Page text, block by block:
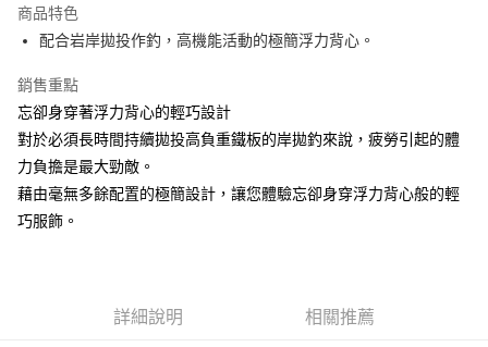
臺灣中小企業銀行
匯豐（台灣）商業銀行
華泰商業銀行
元大商業銀行
玉山商業銀行
台新國際商業銀行
中國信託商業銀行
台灣樂天信用卡公司
上海商業儲蓄銀行
國泰世華商業銀行
兆豐國際商業銀行
匯豐（台灣）商業銀行
元大商業銀行
玉山商業銀行
星展（台灣）商業銀行
台新國際商業銀行
台灣樂天信用卡公司
Apple Pay
悠遊付
Google Pay
全盈+PAY
ATM付款
運送方式
付款後門市自取
商品特色
配合岩岸拋投作釣，高機能活動的極簡浮力背心。
銷售重點
忘卻身穿著浮力背心的輕巧設計
對於必須長時間持續拋投高負重鐵板的岸拋釣來說，疲勞引起的體
力負擔是最大勁敵。
藉由毫無多餘配置的極簡設計，讓您體驗忘卻身穿浮力背心般的輕
巧服飾。
詳細說明 相關推薦